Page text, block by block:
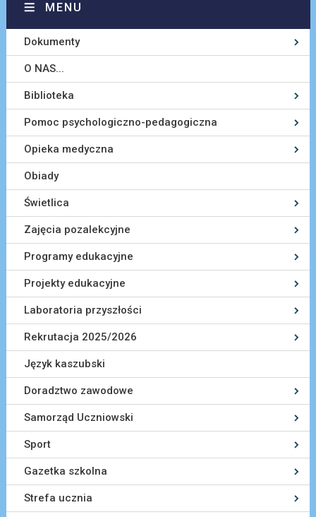
MENU
Dokumenty
O NAS...
Biblioteka
Pomoc psychologiczno-pedagogiczna
Opieka medyczna
Obiady
Świetlica
Zajęcia pozalekcyjne
Programy edukacyjne
Projekty edukacyjne
Laboratoria przyszłości
Rekrutacja 2025/2026
Język kaszubski
Doradztwo zawodowe
Samorząd Uczniowski
Sport
Gazetka szkolna
Strefa ucznia